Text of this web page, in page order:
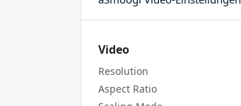
Video
Resolution
Aspect Ratio